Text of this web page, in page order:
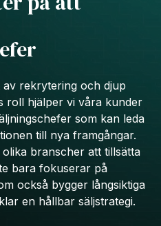
rekrytering och djup
roll hjälper vi våra kunder
som kan leda
till nya framgångar.
branscher att tillsätta
bara fokuserar på
också bygger långsiktiga
en hållbar säljstrategi.